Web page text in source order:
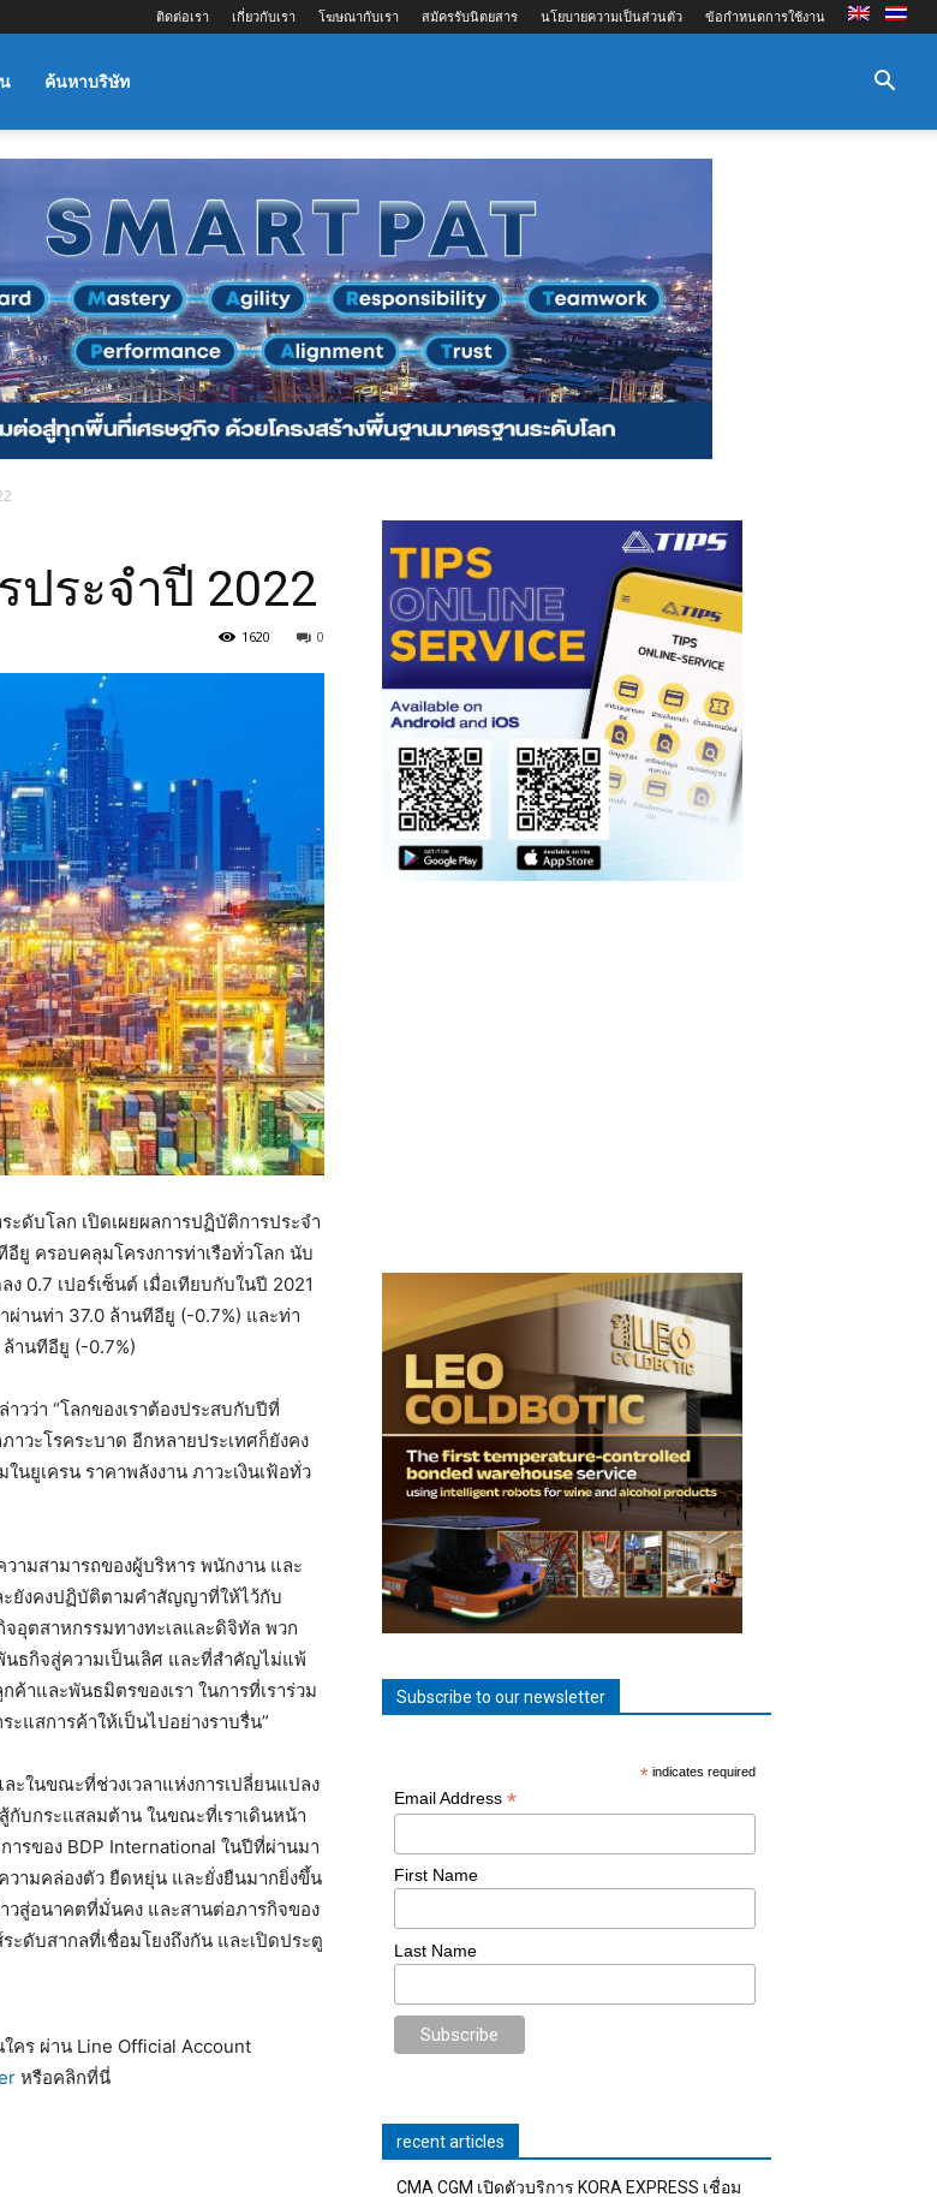
ติดต่อเรา เกี่ยวกับเรา โฆษณากับเรา สมัครรับนิตยสาร นโยบายความเป็นส่วนตัว ข้อกำหนดการใช้งาน
ค้นหาบริษัท
ประจำปี 2022
0
1620
ะดับโลก เปิดเผยผลการปฏิบัติการประจำ
ครอบคลุมโครงการท่าเรือทั่วโลก นับ
0.7 เปอร์เซ็นต์ เมื่อเทียบกับในปี 2021
านท่า 37.0 ล้านทีอียู (-0.7%) และท่า
านทีอียู (-0.7%)
วว่า “โลกของเราต้องประสบกับปีที่
วะโรคระบาด อีกหลายประเทศก็ยังคง
ยูเครน ราคาพลังงาน ภาวะเงินเฟ้อทั่ว
ามสามารถของผู้บริหาร พนักงาน และ
ะยังคงปฏิบัติตามคำสัญญาที่ให้ไว้กับ
จอุตสาหกรรมทางทะเลและดิจิทัล พวก
ธกิจสู่ความเป็นเลิศ และที่สำคัญไม่แพ้
าและพันธมิตรของเรา ในการที่เราร่วม
แสการค้าให้เป็นไปอย่างราบรื่น”
ะในขณะที่ช่วงเวลาแห่งการเปลี่ยนแปลง
กับกระแสลมต้าน ในขณะที่เราเดินหน้า
ารของ BDP International ในปีที่ผ่านมา
วามคล่องตัว ยืดหยุ่น และยั่งยืนมากยิ่งขึ้น
วสู่อนาคตที่มั่นคง และสานต่อภารกิจของ
ะดับสากลที่เชื่อมโยงถึงกัน และเปิดประตู
คร ผ่าน Line Official Account
หรือคลิกที่นี่
Subscribe to our newsletter
* indicates required
Email Address *
First Name
Last Name
recent articles
CMA CGM เปิดตัวบริการ KORA EXPRESS เชื่อม